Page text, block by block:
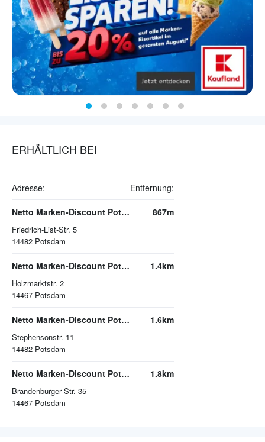
ERHÄLTLICH BEI
Adresse: Entfernung:
Netto Marken-Discount Potsdam
Friedrich-List-Str. 5
14482 Potsdam
867m
Netto Marken-Discount Potsdam
Holzmarktstr. 2
14467 Potsdam
1.4km
Netto Marken-Discount Potsdam
Stephensonstr. 11
14482 Potsdam
1.6km
Netto Marken-Discount Potsdam
Brandenburger Str. 35
14467 Potsdam
1.8km